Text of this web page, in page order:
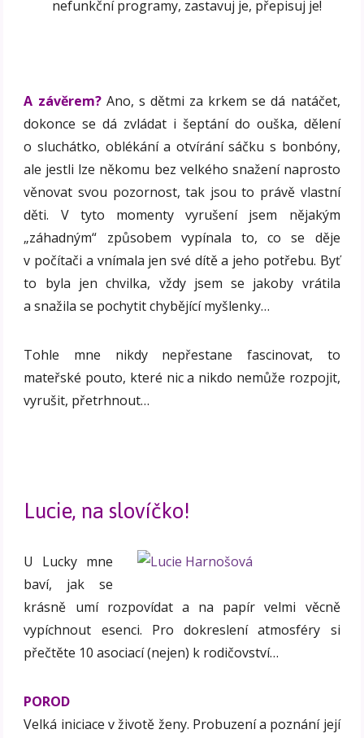
nefunkční programy, zastavuj je, přepisuj je!
A závěrem?Ano, s dětmi za krkem se dá natáčet,
dokonce se dá zvládat i šeptání do ouška, dělení
o sluchátko, oblékání a otvírání sáčku s bonbóny,
ale jestli lze někomu bez velkého snažení naprosto
věnovat svou pozornost, tak jsou to právě vlastní
děti. V tyto momenty vyrušení jsem nějakým
„záhadným“ způsobem vypínala to, co se děje
v počítači a vnímala jen své dítě a jeho potřebu. Byť
to byla jen chvilka, vždy jsem se jakoby vrátila
a snažila se pochytit chybějící myšlenky…
Tohle mne nikdy nepřestane fascinovat, to
mateřské pouto, které nic a nikdo nemůže rozpojit,
vyrušit, přetrhnout…
Lucie, na slovíčko!
U Lucky mne
baví, jak se
krásně umí rozpovídat a na papír velmi věcně
vypíchnout esenci. Pro dokreslení atmosféry si
přečtěte 10 asociací (nejen) k rodičovství…
POROD
Velká iniciace v životě ženy. Probuzení a poznání její